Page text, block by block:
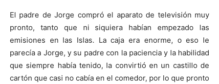
El padre de Jorge compró el aparato de televisión muy
pronto, tanto que ni siquiera habían empezado las
emisiones en las Islas. La caja era enorme, o eso le
parecía a Jorge, y su padre con la paciencia y la habilidad
que siempre había tenido, la convirtió en un castillo de
cartón que casi no cabía en el comedor, por lo que pronto